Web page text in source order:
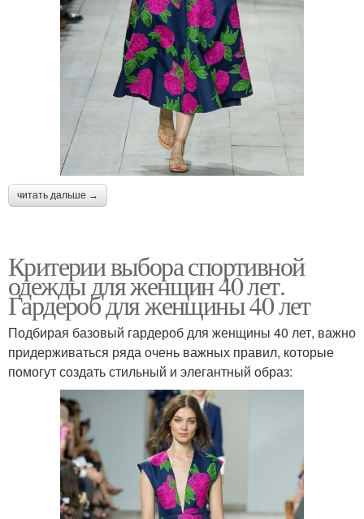
читать дальше →
Критерии выбора спортивной
одежды для женщин 40 лет.
Гардероб для женщины 40 лет
Подбирая базовый гардероб для женщины 40 лет, важно
придерживаться ряда очень важных правил, которые
помогут создать стильный и элегантный образ: